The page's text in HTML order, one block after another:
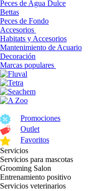
Peces de Agua Dulce
Bettas
Peces de Fondo
Accesorios
Habitats y Accesorios
Mantenimiento de Acuario
Decoración
Marcas populares
Promociones
Outlet
Favoritos
Servicios
Servicios para mascotas
Grooming Salon
Entrenamiento positivo
Servicios veterinarios